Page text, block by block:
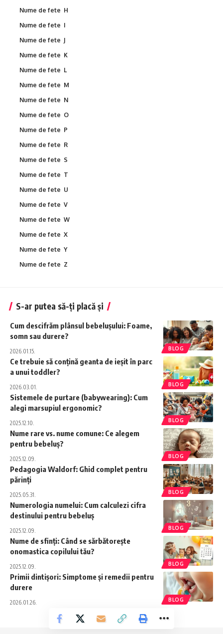
Nume de fete H
Nume de fete I
Nume de fete J
Nume de fete K
Nume de fete L
Nume de fete M
Nume de fete N
Nume de fete O
Nume de fete P
Nume de fete R
Nume de fete S
Nume de fete T
Nume de fete U
Nume de fete V
Nume de fete W
Nume de fete X
Nume de fete Y
Nume de fete Z
S-ar putea să-ți placă și
BLOG
Cum descifrăm plânsul bebelușului: Foame,
somn sau durere?
2026.01.15.
BLOG
Ce trebuie să conțină geanta de ieșit în parc
a unui toddler?
2026.03.01.
BLOG
Sistemele de purtare (babywearing): Cum
alegi marsupiul ergonomic?
2025.12.10.
BLOG
Nume rare vs. nume comune: Ce alegem
pentru bebeluș?
2025.12.09.
BLOG
Pedagogia Waldorf: Ghid complet pentru
părinți
2025.05.31.
BLOG
Numerologia numelui: Cum calculezi cifra
destinului pentru bebeluș
2025.12.09.
BLOG
Nume de sfinți: Când se sărbătorește
onomastica copilului tău?
2025.12.09.
BLOG
Primii dintișori: Simptome și remedii pentru
durere
2026.01.26.